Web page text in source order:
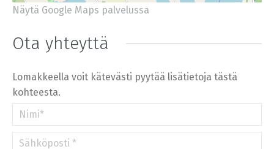
+
−
©OpenStreetMap contributors.
»
Näytä Google Maps palvelussa
Ota yhteyttä
Lomakkeella voit kätevästi pyytää lisätietoja tästä
kohteesta.